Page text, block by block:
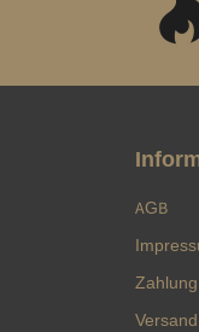
AGB
Zahlung
Versand